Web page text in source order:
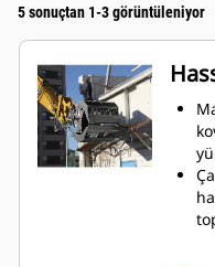
5 sonuçtan 1-3 görüntüleniyor